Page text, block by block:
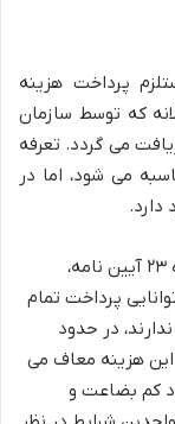
پرداخت هزینه
که توسط سازمان
می گردد. تعرفه
می شود، اما در
دارد.
بر اساس ماده ۲۳ آیین نامه،
پرداخت تمام
در حدود
این هزینه معاف می
کم بضاعت و